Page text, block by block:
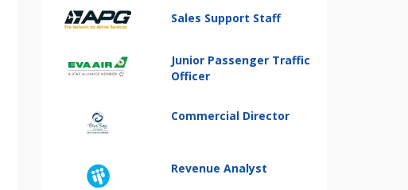
Sales Support Staff
Junior Passenger Traffic
Officer
Commercial Director
Revenue Analyst